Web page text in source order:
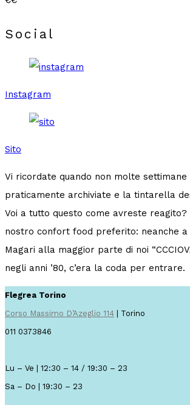
Social
Instagram
Sito
Vi ricordate quando non molte
praticamente archiviate e la tintarella
Voi a tutto questo come avreste
nostro confort food preferito: neanche a
Magari alla maggior parte di noi
negli anni ’80, c’era la coda per entrare.
Flegrea Torino
Corso Massimo D’Azeglio 114 | Torino
011 0373846
Lu – Ve | 12:30 – 14 / 19:30 – 23
Sa – Do | 19:30 – 23